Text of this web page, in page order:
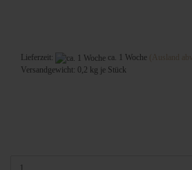
Lieferzeit: ca. 1 Woche
(Ausland
Versandgewicht: 0,2 kg je Stück